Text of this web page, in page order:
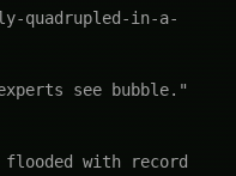
quadrupled-in-a-
see bubble."
flooded with record